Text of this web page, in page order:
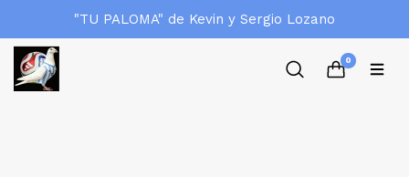
"TU PALOMA" de Kevin y Sergio Lozano
0